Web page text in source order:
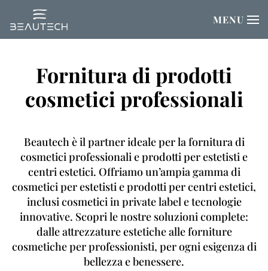
Passa al contenuto principale
MENU
Tecnologie e Solarium
Apparecchiature innovative, funzionali,
un design moderno e programmi di
semplice utilizzo.
Tutte le apparecchiature
Cosmetici
Tecnologie
Fornitura di prodotti
cosmetici professionali
Beautech è il partner ideale per la fornitura di
cosmetici professionali e prodotti per estetisti e
centri estetici. Offriamo un’ampia gamma di
cosmetici per estetisti e prodotti per centri estetici,
inclusi cosmetici in private label e tecnologie
innovative. Scopri le nostre soluzioni complete:
dalle attrezzature estetiche alle forniture
cosmetiche per professionisti, per ogni esigenza di
bellezza e benessere.